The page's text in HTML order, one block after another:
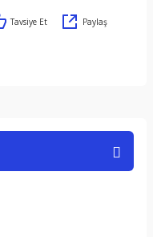
Tavsiye Et Paylaş